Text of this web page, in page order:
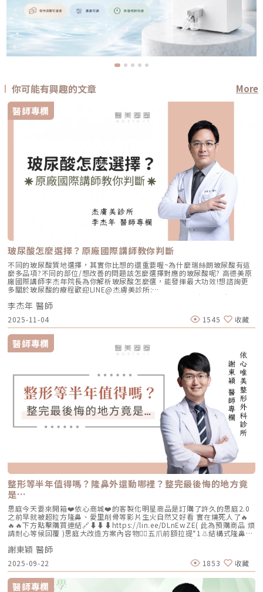
你可能有興趣的文章
More
醫師專欄
玻尿酸怎麼選擇？原廠國際講師教你判斷
不同的玻尿酸質地選擇，其實你比想的還重要喔~為什麼瑞絲朗玻尿酸有這
麼多品項?不同的部位/想改善的問題該怎麼選擇對應的玻尿酸呢? 高德美原
廠國際講師李杰年院長為你解析玻尿酸怎麼選，能發揮最大功效!想諮詢更
多關於玻尿酸的療程歡迎LINE@杰膚美診所:
https://page.line.me/xhc2941b重點摘要：00:11 玻尿酸作用介紹00:47
玻尿酸分為三大類型02:09 迷思一、玻尿酸打哪裡都可以？02:36 迷思二、
打完下巴蘋果肌看起來怪怪的？03:30 迷思三、臉部鬆弛只能做拉皮嗎？
05:00 總結LINE官方帳號一對一咨詢👉https://reurl.cc/x3EQZN歡迎訂閱
我的頻道👉https://reurl.cc/nY51k8關注杰膚美診所FB👉
https://reurl.cc/XQljva杰膚美診所官網👉https://jfmskin.com/關注李杰
年醫師FB👉https://reurl.cc/Mzk0nm杰膚美診所地址：104台北市中山區
復興北路50號2樓電話：02-8772-6625
李杰年 醫師
2025-11-04 1545 收藏
醫師專欄
整形等半年值得嗎？隆鼻外還動哪裡？整完最後悔的地方竟
是…
思庭今天要來開箱❤️依心商城❤️的客製化明星商品是訂購了許久的思庭2.0
之前早就被超粒方隆鼻、愛里削骨等影片生火自然又好看 實在燒死人了🔥
🔥🔥下方點擊購買連結🔗⬇️⬇️⬇️https://lin.ee/DLnEwZE( 此為預購商品 煩
請耐心等候回覆 )思庭大改造方案內容物💁‍♀️五爪前額拉提*1👃結構式隆鼻*1
(加購縮鼻翼、敲鼻骨、貴族手術)👄微笑嘴角*1 (加購嘴邊肉拉提)重點摘
要：00:00 搶先看⚡⚡01:43 開箱手術方案內容物02:02 上臉眉眼分析 : 五
爪前額拉提02:36 中臉隆鼻分析 : 結構式隆鼻合併貴族手術03:58 下臉唇巴
分析 : 微笑嘴角+嘴扁肉拉提04:43 華麗買家秀05:25 五星好評分享
⭐⭐⭐⭐⭐▸▸歡迎合作洽談：followheart.marketing@gmail.com◂◂依心唯
美整形外科診所地址｜台北市信義區基隆路二段15號2樓電話｜（02）
謝東穎 醫師
2025-09-22 1853 收藏
醫師專欄